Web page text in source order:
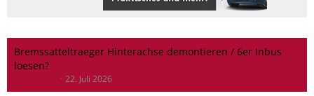
Bremssatteltraeger Hinterachse demontieren / 6er Inbus
loesen?
22. Juli 2026